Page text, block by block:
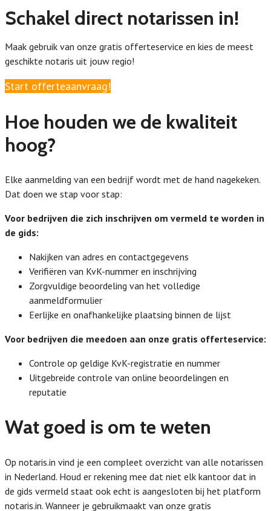
Schakel direct notarissen in!
Maak gebruik van onze gratis offerteservice en kies de meest
geschikte notaris uit jouw regio!
Start offerteaanvraag!
Hoe houden we de kwaliteit
hoog?
Elke aanmelding van een bedrijf wordt met de hand nagekeken.
Dat doen we stap voor stap:
Voor bedrijven die zich inschrijven om vermeld te worden in
de gids:
Nakijken van adres en contactgegevens
Verifiëren van KvK-nummer en inschrijving
Zorgvuldige beoordeling van het volledige
aanmeldformulier
Eerlijke en onafhankelijke plaatsing binnen de lijst
Voor bedrijven die meedoen aan onze gratis offerteservice:
Controle op geldige KvK-registratie en nummer
Uitgebreide controle van online beoordelingen en
reputatie
Wat goed is om te weten
Op notaris.in vind je een compleet overzicht van alle notarissen
in Nederland. Houd er rekening mee dat niet elk kantoor dat in
de gids vermeld staat ook echt is aangesloten bij het platform
notaris.in. Wanneer je gebruikmaakt van onze gratis